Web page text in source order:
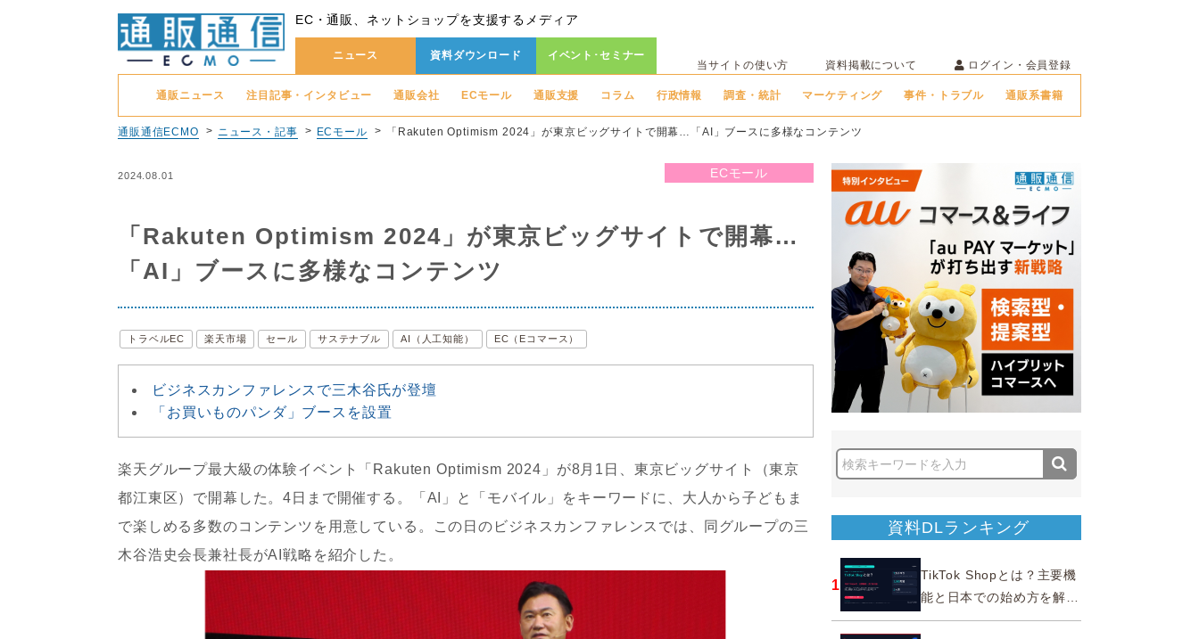
EC・通販、ネットショップを支援するメディア
ニュース 資料ダウンロード イベント･セミナー
当サイトの使い方 資料掲載について ログイン・会員登録
通販ニュース 注目記事・インタビュー 通販会社 ECモール 通販支援 コラム 行政情報 調査・統計 マーケティング 事件・トラブル 通販系書籍
通販通信ECMO ニュース・記事 ECモール 「Rakuten Optimism 2024」が東京ビッグサイトで開幕…「AI」ブースに多様なコンテンツ
2024.08.01 ECモール
「Rakuten Optimism 2024」が東京ビッグサイトで開幕…
「AI」ブースに多様なコンテンツ
トラベルEC 楽天市場 セール サステナブル AI（人工知能） EC（Eコマース）
ビジネスカンファレンスで三木谷氏が登壇
「お買いものパンダ」ブースを設置
楽天グループ最大級の体験イベント「Rakuten Optimism 2024」が8月1日、東京ビッグサイト（東京
都江東区）で開幕した。4日まで開催する。「AI」と「モバイル」をキーワードに、大人から子どもま
で楽しめる多数のコンテンツを用意している。この日のビジネスカンファレンスでは、同グループの三
木谷浩史会長兼社長がAI戦略を紹介した。
資料DLランキング
1
TikTok Shopとは？主要機
能と日本での始め方を解説
｜公式認定パートナー